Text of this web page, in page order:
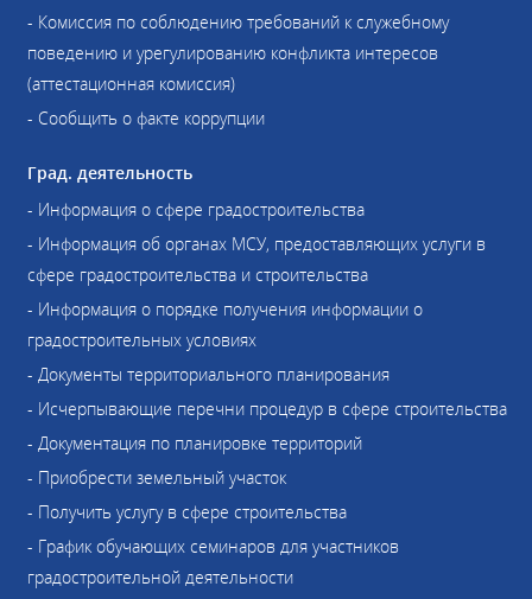
- Комиссия по соблюдению требований к служебному
поведению и урегулированию конфликта интересов
(аттестационная комиссия)
- Сообщить о факте коррупции
Град. деятельность
- Информация о сфере градостроительства
- Информация об органах МСУ, предоставляющих услуги в
сфере градостроительства и строительства
- Информация о порядке получения информации о
градостроительных условиях
- Документы территориального планирования
- Исчерпывающие перечни процедур в сфере строительства
- Документация по планировке территорий
- Приобрести земельный участок
- Получить услугу в сфере строительства
- График обучающих семинаров для участников
градостроительной деятельности